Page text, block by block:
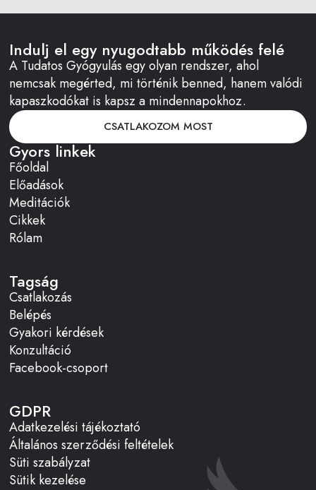
Indulj el egy nyugodtabb működés felé
A Tudatos Gyógyulás egy olyan rendszer, ahol
nemcsak megérted, mi történik benned, hanem valódi
kapaszkodókat is kapsz a mindennapokhoz.
CSATLAKOZOM MOST
Gyors linkek
Főoldal
Előadások
Meditációk
Cikkek
Rólam
Tagság
Csatlakozás
Belépés
Gyakori kérdések
Konzultáció
Facebook-csoport
GDPR
Adatkezelési tájékoztató
Általános szerződési feltételek
Süti szabályzat
Sütik kezelése